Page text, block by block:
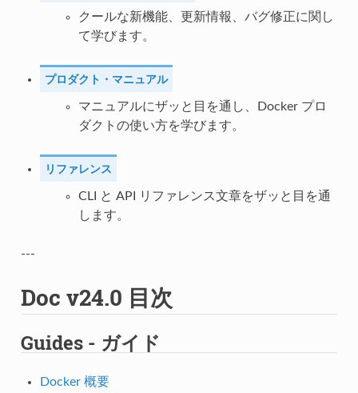
クールな新機能、更新情報、バグ修正に関し
て学びます。
プロダクト・マニュアル
マニュアルにザッと目を通し、Docker プロ
ダクトの使い方を学びます。
リファレンス
CLI と API リファレンス文章をザッと目を通
します。
---
Doc v24.0 目次
Guides - ガイド
Docker 概要